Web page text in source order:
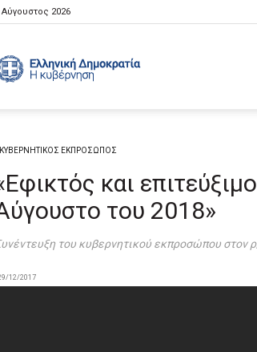
Αύγουστος 2026
ΚΥΒΕΡΝΗΤΙΚΟΣ ΕΚΠΡΟΣΩΠΟΣ
και
του 2018»
του κυβερνητικού εκπροσώπου στον
12/2017